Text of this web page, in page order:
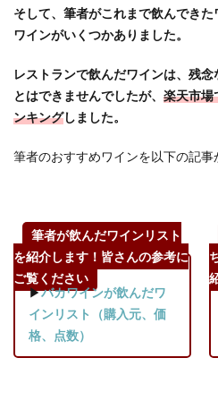
そして、筆者がこれまで飲んでき
ワインがいくつかありました。
レストランで飲んだワインは、残
とはできませんでしたが、 楽天市場
ンキングしました。
筆者のおすすめワインを以下の記事
筆者が飲んだワインリスト
を紹介します！皆さんの参考に
ご覧ください
▶バカワインが飲んだワ
インリスト（購入元、価
格、点数）